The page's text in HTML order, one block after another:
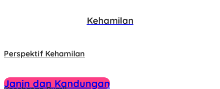
Kehamilan
Perspektif Kehamilan
Janin dan Kandungan